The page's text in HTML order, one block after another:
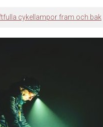
hemavans bästa stuglägen